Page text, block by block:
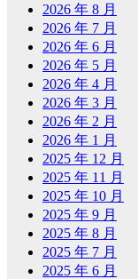
2026 年 8 月
2026 年 7 月
2026 年 6 月
2026 年 5 月
2026 年 4 月
2026 年 3 月
2026 年 2 月
2026 年 1 月
2025 年 12 月
2025 年 11 月
2025 年 10 月
2025 年 9 月
2025 年 8 月
2025 年 7 月
2025 年 6 月